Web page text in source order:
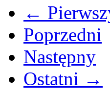
←
Poprzedni
Następny
Ostatni →